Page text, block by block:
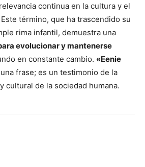
continua en la cultura y el
término, que ha trascendido su
rima infantil, demuestra una
evolucionar y mantenerse
en constante cambio. «Eenie
frase; es un testimonio de la
cultural de la sociedad humana.